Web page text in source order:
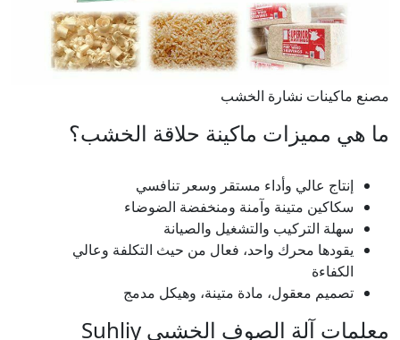
مصنع ماكينات نشارة الخشب
ما هي مميزات ماكينة حلاقة الخشب؟
إنتاج عالي وأداء مستقر وسعر تنافسي
سكاكين متينة وآمنة ومنخفضة الضوضاء
سهلة التركيب والتشغيل والصيانة
يقودها محرك واحد، فعال من حيث التكلفة وعالي
الكفاءة
تصميم معقول، مادة متينة، وهيكل مدمج
معلمات آلة الصوف الخشبي Suhliy